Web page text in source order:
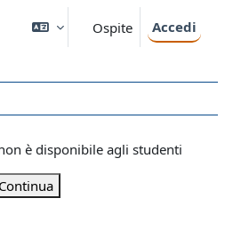
Ospite Accedi
è disponibile agli studenti
Continua